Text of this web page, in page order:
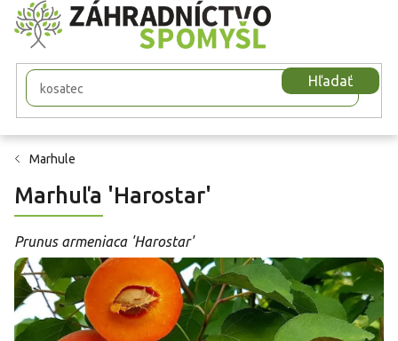
Prejsť
na
obsah
Hľadať
Marhule
Marhuľa 'Harostar'
Prunus armeniaca 'Harostar'